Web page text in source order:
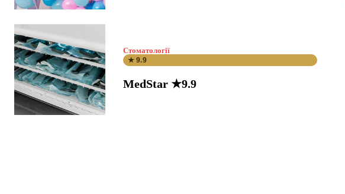
Стоматології
★ 9.9
MedStar ★9.9